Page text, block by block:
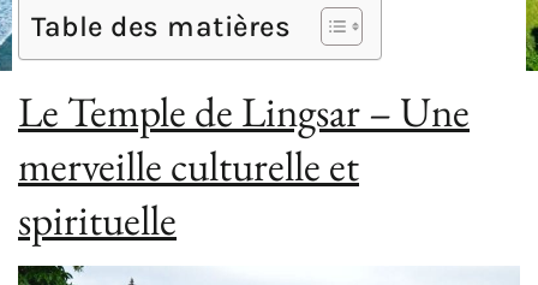
Table des matières
Le Temple de Lingsar – Une
merveille culturelle et
spirituelle